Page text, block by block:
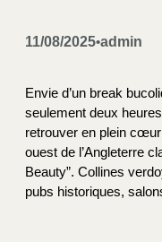
11/08/2025•admin
Envie d’un break
seulement deux
retrouver en plein
ouest de l’Angleterre
Beauty”. Collines
pubs historiques,